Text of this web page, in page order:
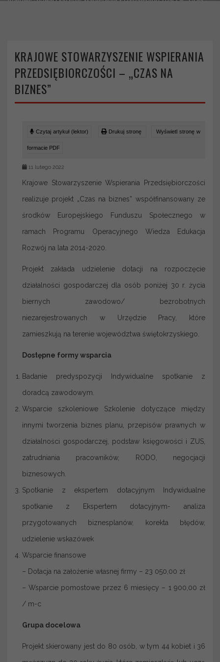
KRAJOWE STOWARZYSZENIE WSPIERANIA
PRZEDSIĘBIORCZOŚCI – „CZAS NA
BIZNES”
Czytaj artykuł (lektor) Drukuj stronę Wyświetl stronę w
formacie PDF
11 lutego 2022
Krajowe Stowarzyszenie Wspierania Przedsiębiorczości
realizuje projekt „Czas na biznes” współfinansowany ze
środków Europejskiego Funduszu Społecznego w
ramach Programu Operacyjnego Wiedza Edukacja
Rozwój na lata 2014-2020.
Projekt zakłada udzielenie dotacji na rozpoczęcie
działalności gospodarczej dla osób poniżej 30 r. życia
biernych zawodowo/ bezrobotnych
niezarejestrowanych w Urzędzie Pracy, które
zamieszkują na terenie województwa świętokrzyskiego.
Dostępne formy wsparcia
Badanie predyspozycji Indywidualne spotkanie z
doradcą zawodowym.
Wsparcie szkoleniowe Szkolenie dotyczące między
innymi tworzenia biznes planu, przepisów prawnych w
działalności gospodarczej, podstaw księgowości i ZUS,
zatrudniania pracowników, RODO, negocjacji
biznesowych.
Spotkanie z ekspertem dotacyjnym Indywidualne
spotkanie z Ekspertem dotacyjnym- analiza
przygotowanych biznesplanów, korekta błędów,
udzielenie wskazówek
Wsparcie finansowe
– Dotacja na założenie własnej firmy – 23 050,00 zł
– Wsparcie pomostowe przez 6 miesięcy – 1 900,00 zł
/ m-c
Grupa docelowa
Projekt skierowany jest do 80 osób, w tym 44 kobiet i 36